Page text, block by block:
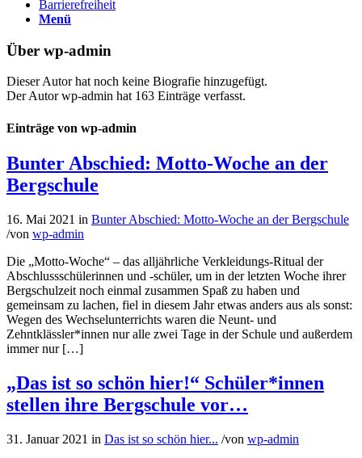
Barrierefreiheit
Menü
Über wp-admin
Dieser Autor hat noch keine Biografie hinzugefügt.
Der Autorwp-admin hat 163 Einträge verfasst.
Einträge von wp-admin
Bunter Abschied: Motto-Woche an der
Bergschule
16. Mai 2021 in Bunter Abschied: Motto-Woche an der Bergschule
/von wp-admin
Die „Motto-Woche“ – das alljährliche Verkleidungs-Ritual der
Abschlussschülerinnen und -schüler, um in der letzten Woche ihrer
Bergschulzeit noch einmal zusammen Spaß zu haben und
gemeinsam zu lachen, fiel in diesem Jahr etwas anders aus als sonst:
Wegen des Wechselunterrichts waren die Neunt- und
Zehntklässler*innen nur alle zwei Tage in der Schule und außerdem
immer nur […]
„Das ist so schön hier!“ Schüler*innen
stellen ihre Bergschule vor…
31. Januar 2021 in Das ist so schön hier... /von wp-admin